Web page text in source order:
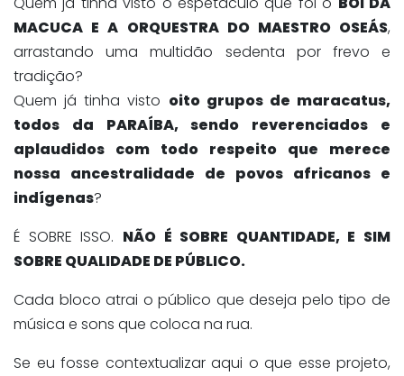
MACUCA E A ORQUESTRA DO MAESTRO OSEÁS,
arrastando uma multidão sedenta por frevo e
tradição?
Quem já tinha visto oito grupos de maracatus,
todos da PARAÍBA, sendo reverenciados e
aplaudidos com todo respeito que merece
nossa ancestralidade de povos africanos e
indígenas?
É SOBRE ISSO. NÃO É SOBRE QUANTIDADE, E SIM
SOBRE QUALIDADE DE PÚBLICO.
Cada bloco atrai o público que deseja pelo tipo de
música e sons que coloca na rua.
Se eu fosse contextualizar aqui o que esse projeto,